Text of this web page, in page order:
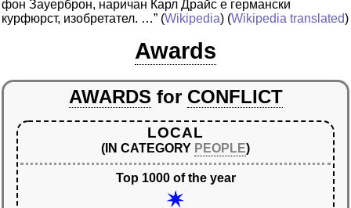
фон Зауерброн, наричан Карл Драйс е германски
курфюрст, изобретател. …” (Wikipedia) (Wikipedia translated)
Awards
AWARDS for CONFLICT
LOCAL
(IN CATEGORY PEOPLE)
Top 1000 of the year